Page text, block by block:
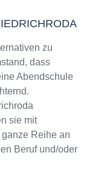
zu
dass
Abendschule
sie mit
Reihe an
Beruf und/oder